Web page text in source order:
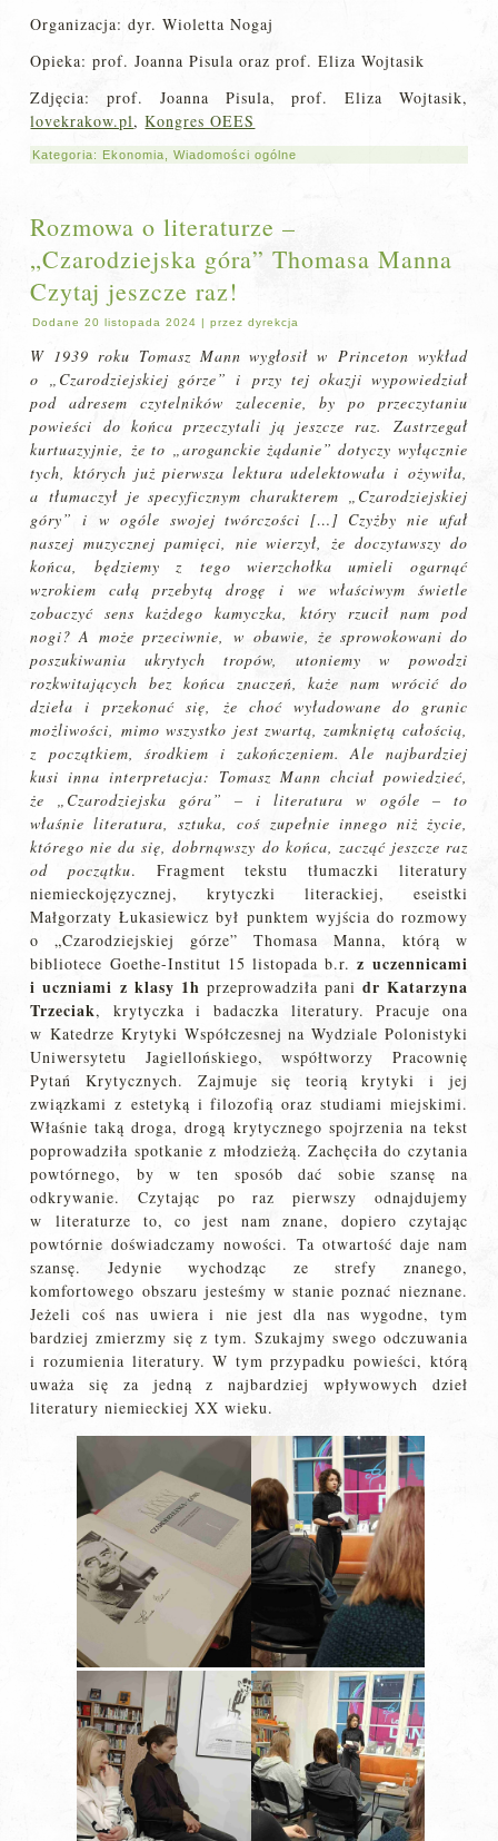
Organizacja: dyr. Wioletta Nogaj
Opieka: prof. Joanna Pisula oraz prof. Eliza Wojtasik
Zdjęcia: prof. Joanna Pisula, prof. Eliza Wojtasik,
lovekrakow.pl,Kongres OEES
Kategoria: Ekonomia ,Wiadomości ogólne
Rozmowa o literaturze –
„Czarodziejska góra” Thomasa Manna
Czytaj jeszcze raz!
Dodane 20 listopada 2024 |przez dyrekcja
W 1939 roku Tomasz Mann wygłosił w Princeton wykład
o „Czarodziejskiej górze” i przy tej okazji wypowiedział
pod adresem czytelników zalecenie, by po przeczytaniu
powieści do końca przeczytali ją jeszcze raz. Zastrzegał
kurtuazyjnie, że to „aroganckie żądanie” dotyczy wyłącznie
tych, których już pierwsza lektura udelektowała i ożywiła,
a tłumaczył je specyficznym charakterem „Czarodziejskiej
góry” i w ogóle swojej twórczości […] Czyżby nie ufał
naszej muzycznej pamięci, nie wierzył, że doczytawszy do
końca, będziemy z tego wierzchołka umieli ogarnąć
wzrokiem całą przebytą drogę i we właściwym świetle
zobaczyć sens każdego kamyczka, który rzucił nam pod
nogi? A może przeciwnie, w obawie, że sprowokowani do
poszukiwania ukrytych tropów, utoniemy w powodzi
rozkwitających bez końca znaczeń, każe nam wrócić do
dzieła i przekonać się, że choć wyładowane do granic
możliwości, mimo wszystko jest zwartą, zamkniętą całością,
z początkiem, środkiem i zakończeniem. Ale najbardziej
kusi inna interpretacja: Tomasz Mann chciał powiedzieć,
że „Czarodziejska góra” – i literatura w ogóle – to
właśnie literatura, sztuka, coś zupełnie innego niż życie,
którego nie da się, dobrnąwszy do końca, zacząć jeszcze raz
od początku. Fragment tekstu tłumaczki literatury
niemieckojęzycznej, krytyczki literackiej, eseistki
Małgorzaty Łukasiewicz był punktem wyjścia do rozmowy
o „Czarodziejskiej górze” Thomasa Manna, którą w
bibliotece Goethe-Institut 15 listopada b.r.z uczennicami
i uczniami z klasy 1h przeprowadziła pani dr Katarzyna
Trzeciak, krytyczka i badaczka literatury. Pracuje ona
w Katedrze Krytyki Współczesnej na Wydziale Polonistyki
Uniwersytetu Jagiellońskiego, współtworzy Pracownię
Pytań Krytycznych. Zajmuje się teorią krytyki i jej
związkami z estetyką i filozofią oraz studiami miejskimi.
Właśnie taką droga, drogą krytycznego spojrzenia na tekst
poprowadziła spotkanie z młodzieżą. Zachęciła do czytania
powtórnego, by w ten sposób dać sobie szansę na
odkrywanie. Czytając po raz pierwszy odnajdujemy
w literaturze to, co jest nam znane, dopiero czytając
powtórnie doświadczamy nowości. Ta otwartość daje nam
szansę. Jedynie wychodząc ze strefy znanego,
komfortowego obszaru jesteśmy w stanie poznać nieznane.
Jeżeli coś nas uwiera i nie jest dla nas wygodne, tym
bardziej zmierzmy się z tym. Szukajmy swego odczuwania
i rozumienia literatury. W tym przypadku powieści, którą
uważa się za jedną z najbardziej wpływowych dzieł
literatury niemieckiej XX wieku.